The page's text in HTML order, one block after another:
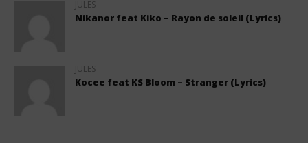
JULES
Nikanor feat Kiko – Rayon de soleil (Lyrics)
JULES
Kocee feat KS Bloom – Stranger (Lyrics)